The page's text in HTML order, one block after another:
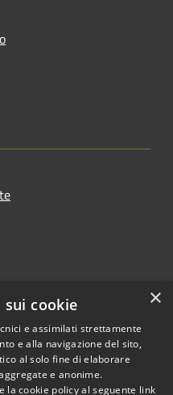
Copyright © 2026 • Comune di
×
cookie
e assimilati strettamente
e alla navigazione del sito,
al solo fine di elaborare
e anonime.
la cookie policy al seguente link